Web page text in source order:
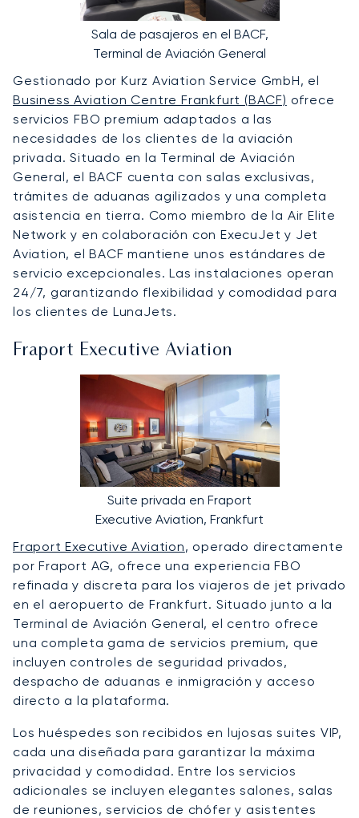
Sala de pasajeros en el BACF,
Terminal de Aviación General
Gestionado por Kurz Aviation Service GmbH, el
Business Aviation Centre Frankfurt (BACF) ofrece
servicios FBO premium adaptados a las
necesidades de los clientes de la aviación
privada. Situado en la Terminal de Aviación
General, el BACF cuenta con salas exclusivas,
trámites de aduanas agilizados y una completa
asistencia en tierra. Como miembro de la Air Elite
Network y en colaboración con ExecuJet y Jet
Aviation, el BACF mantiene unos estándares de
servicio excepcionales. Las instalaciones operan
24/7, garantizando flexibilidad y comodidad para
los clientes de LunaJets.
Fraport Executive Aviation
Suite privada en Fraport
Executive Aviation, Frankfurt
Fraport Executive Aviation, operado directamente
por Fraport AG, ofrece una experiencia FBO
refinada y discreta para los viajeros de jet privado
en el aeropuerto de Frankfurt. Situado junto a la
Terminal de Aviación General, el centro ofrece
una completa gama de servicios premium, que
incluyen controles de seguridad privados,
despacho de aduanas e inmigración y acceso
directo a la plataforma.
Los huéspedes son recibidos en lujosas suites VIP,
cada una diseñada para garantizar la máxima
privacidad y comodidad. Entre los servicios
adicionales se incluyen elegantes salones, salas
de reuniones, servicios de chófer y asistentes